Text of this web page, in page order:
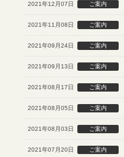
2021年12月07日 ご案内
2021年11月08日 ご案内
2021年09月24日 ご案内
2021年09月13日 ご案内
2021年08月17日 ご案内
2021年08月05日 ご案内
2021年08月03日 ご案内
2021年07月20日 ご案内